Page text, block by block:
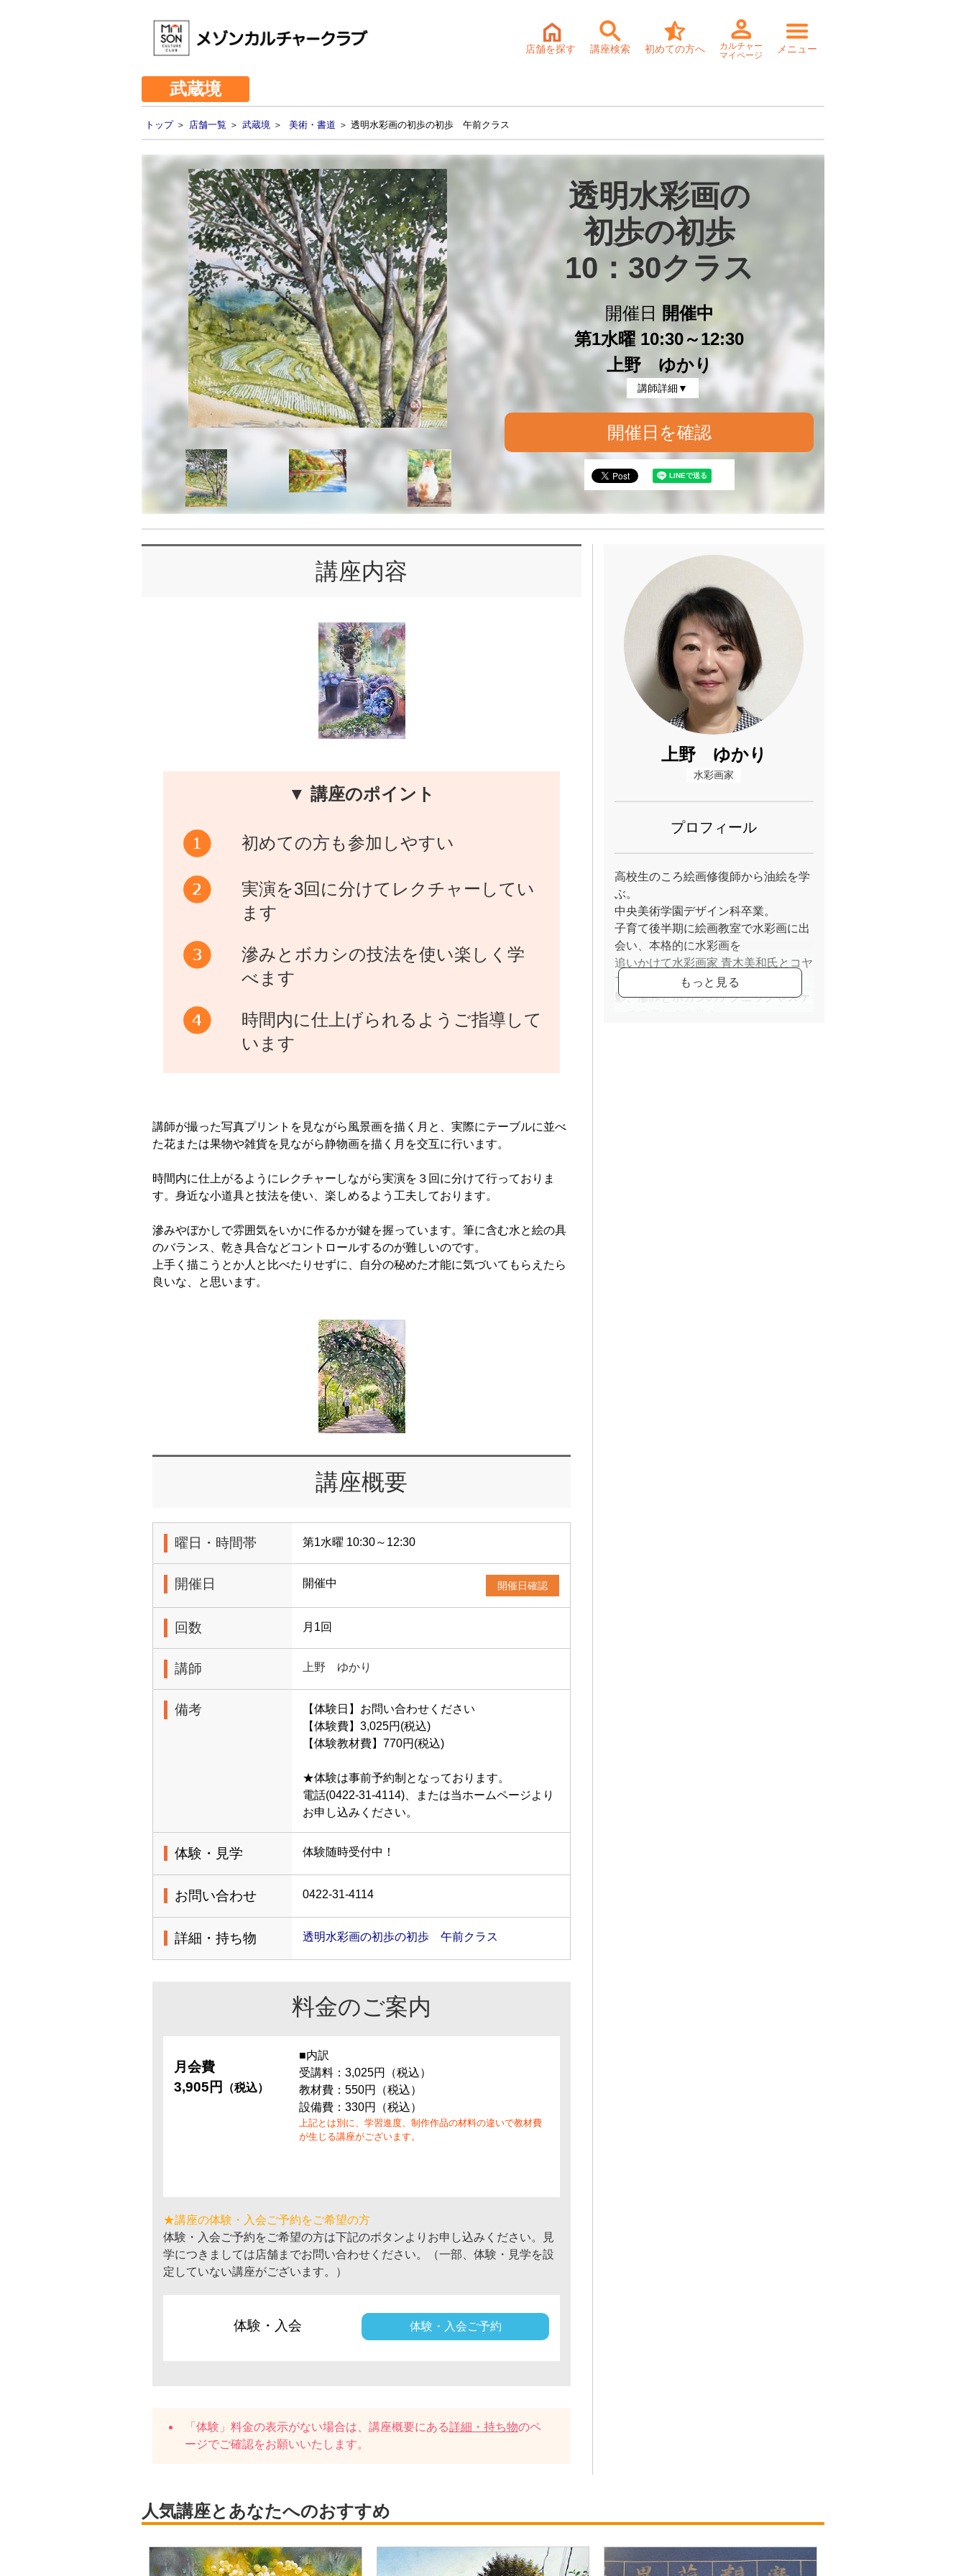
店舗を探す 講座検索 初めての方へ
カルチャー
マイページ
メニュー
武蔵境
トップ＞ 店舗一覧 ＞ 武蔵境 ＞ 美術・書道 ＞ 透明水彩画の初歩の初歩 午前クラス
透明水彩画の
初歩の初歩
10：30クラス
開催日
開催中
第1水曜 10:30～12:30
上野 ゆかり
講師詳細▼
開催日を確認
講座内容
▼ 講座のポイント
初めての方も参加しやすい
実演を3回に分けてレクチャーしてい
ます
滲みとボカシの技法を使い楽しく学
べます
時間内に仕上げられるようご指導して
います
講師が撮った写真プリントを見ながら風景画を描く月と、実際にテーブルに並べ
た花または果物や雑貨を見ながら静物画を描く月を交互に行います。
時間内に仕上がるようにレクチャーしながら実演を３回に分けて行っておりま
す。身近な小道具と技法を使い、楽しめるよう工夫しております。
滲みやぼかしで雰囲気をいかに作るかが鍵を握っています。筆に含む水と絵の具
のバランス、乾き具合などコントロールするのが難しいのです。
上手く描こうとか人と比べたりせずに、自分の秘めた才能に気づいてもらえたら
良いな、と思います。
講座概要
曜日・時間帯 第1水曜 10:30～12:30
開催日 開催中 開催日確認
回数 月1回
講師 上野 ゆかり
備考
【体験日】お問い合わせください
【体験費】3,025円(税込)
【体験教材費】770円(税込)
★体験は事前予約制となっております。
電話(0422-31-4114)、または当ホームページより
お申し込みください。
体験・見学 体験随時受付中！
お問い合わせ 0422-31-4114
詳細・持ち物 透明水彩画の初歩の初歩 午前クラス
料金のご案内
月会費
3,905円
（税込）
■内訳
受講料：3,025円（税込）
教材費：550円（税込）
設備費：330円（税込）
上記とは別に、学習進度、制作作品の材料の違いで教材費
が生じる講座がございます。
★講座の体験・入会ご予約をご希望の方
体験・入会ご予約をご希望の方は下記のボタンよりお申し込みください。見
学につきましては店舗までお問い合わせください。（一部、体験・見学を設
定していない講座がございます。）
体験・入会 体験・入会ご予約
「体験」料金の表示がない場合は、講座概要にある詳細・持ち物のペ
ージでご確認をお願いいたします。
上野 ゆかり
水彩画家
プロフィール
高校生のころ絵画修復師から油絵を学
ぶ。
中央美術学園デザイン科卒業。
子育て後半期に絵画教室で水彩画に出
会い、本格的に水彩画を
追いかけて水彩画家 青木美和氏とコヤ
マ大輔氏を師事し、光と
影、滲みとボカシのテクニックやスケ